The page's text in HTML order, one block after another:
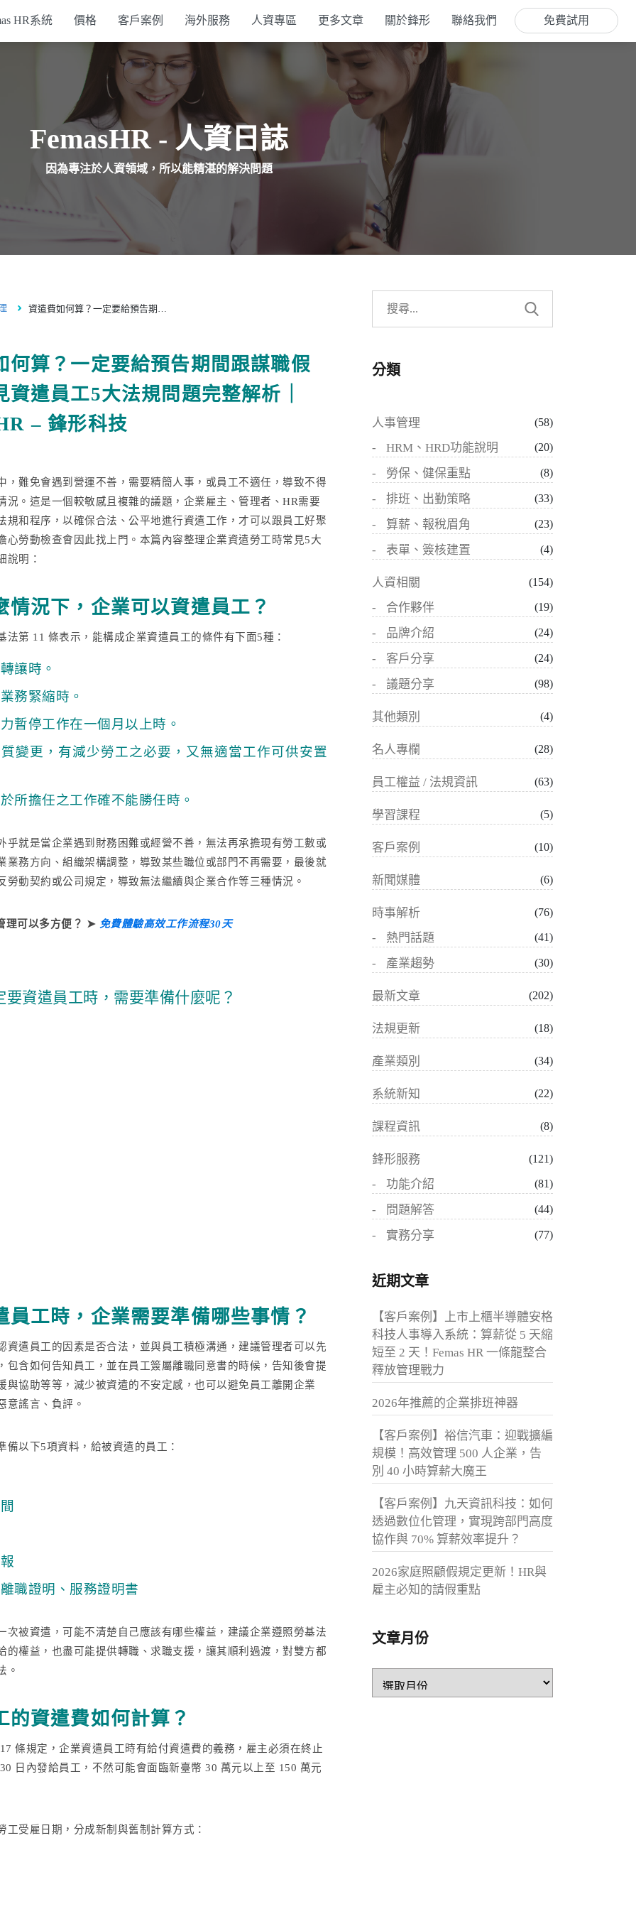
HR系統 價格 客戶案例 海外服務 人資專區 更多文章 關於鋒形 聯絡我們 免費試用
行政支援系統
簽核系統
打卡設備
FemasHR - 人資日誌
因為專注於人資領域，所以能精湛的解決問題
何算？一定要給預告期間跟謀職假
資遣員工5大法規問題完整解析｜
– 鋒形科技
，難免會遇到營運不善，需要精簡人事，或員工不適任，導致不得
況。這是一個較敏感且複雜的議題，企業雇主、管理者、HR需要
規和程序，以確保合法、公平地進行資遣工作，才可以跟員工好聚
心勞動檢查會因此找上門。本篇內容整理企業資遣勞工時常見5大
說明：
情況下，企業可以資遣員工？
法第 11 條表示，能構成企業資遣員工的條件有下面5種：
讓時。
務緊縮時。
暫停工作在一個月以上時。
變更，有減少勞工之必要，又無適當工作可供安置
所擔任之工作確不能勝任時。
乎就是當企業遇到財務困難或經營不善，無法再承擔現有勞工數或
業務方向、組織架構調整，導致某些職位或部門不再需要，最後就
勞動契約或公司規定，導致無法繼續與企業合作等三種情況。
理可以多方便？ ➤ 免費體驗高效工作流程30天
要資遣員工時，需要準備什麼呢？
員工時，企業需要準備哪些事情？
資遣員工的因素是否合法，並與員工積極溝通，建議管理者可以先
包含如何告知員工，並在員工簽屬離職同意書的時候，告知後會提
與協助等等，減少被資遣的不安定感，也可以避免員工離開企業
意謠言、負評。
備以下5項資料，給被資遣的員工：
職證明、服務證明書
次被資遣，可能不清楚自己應該有哪些權益，建議企業遵照勞基法
的權益，也盡可能提供轉職、求職支援，讓其順利過渡，對雙方都
。
的資遣費如何計算？
條規定，企業資遣員工時有給付資遣費的義務，雇主必須在終止
日內發給員工，不然可能會面臨新臺幣 30 萬元以上至 150 萬元
工受雇日期，分成新制與舊制計算方式：
分類
人事管理 (58)
HRM、HRD功能說明 (20)
勞保、健保重點 (8)
排班、出勤策略 (33)
算薪、報稅眉角 (23)
表單、簽核建置 (4)
人資相關 (154)
合作夥伴 (19)
品牌介紹 (24)
客戶分享 (24)
議題分享 (98)
其他類別 (4)
名人專欄 (28)
員工權益 / 法規資訊 (63)
學習課程 (5)
客戶案例 (10)
新聞媒體 (6)
時事解析 (76)
熱門話題 (41)
產業趨勢 (30)
最新文章 (202)
法規更新 (18)
產業類別 (34)
系統新知 (22)
課程資訊 (8)
鋒形服務 (121)
功能介紹 (81)
問題解答 (44)
實務分享 (77)
近期文章
【客戶案例】上市上櫃半導體安格
科技人事導入系統：算薪從 5 天縮
短至 2 天！Femas HR 一條龍整合
釋放管理戰力
2026年推薦的企業排班神器
【客戶案例】裕信汽車：迎戰擴編
規模！高效管理 500 人企業，告
別 40 小時算薪大魔王
【客戶案例】九天資訊科技：如何
透過數位化管理，實現跨部門高度
協作與 70% 算薪效率提升？
2026家庭照顧假規定更新！HR與
雇主必知的請假重點
文章月份